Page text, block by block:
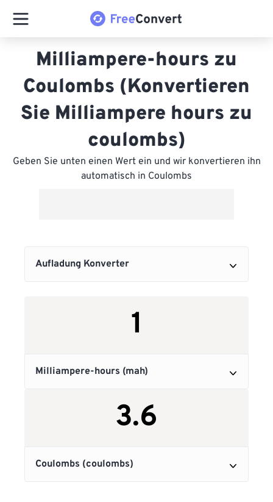
Milliampere-hours zu
Coulombs (Konvertieren
Sie Milliampere hours zu
coulombs)
Geben Sie unten einen Wert ein und wir konvertieren ihn
automatisch in Coulombs